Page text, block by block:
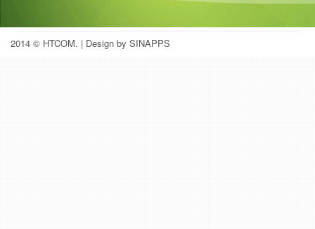
2014 © HTCOM. | Design by SINAPPS